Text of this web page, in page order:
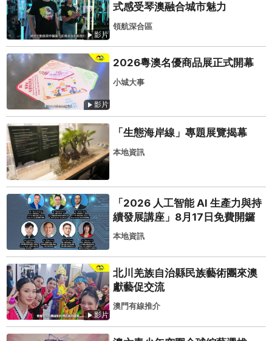
影片
式感受琴澳融合城市魅力
領航深合區
影片
2026粵澳名優商品展正式開幕
小城大事
「生態海岸線」專題展覽揭幕
本地資訊
「2026 人工智能 AI 生產力與持
續發展講座」8月17日免費開鑼
本地資訊
影片
北川羌族自治縣民族藝術團來澳
獻藝促交流
澳門有線推介